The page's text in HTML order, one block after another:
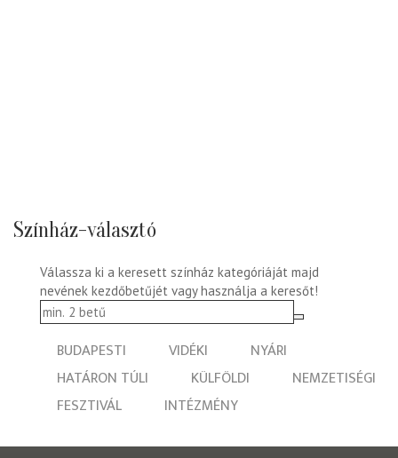
Színház-választó
Válassza ki a keresett színház kategóriáját majd
nevének kezdőbetűjét vagy használja a keresőt!
BUDAPESTI VIDÉKI
NYÁRI
HATÁRON TÚLI
KÜLFÖLDI
NEMZETISÉGI
FESZTIVÁL
INTÉZMÉNY